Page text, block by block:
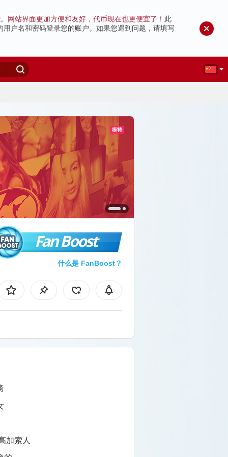
网站界面更加方便和友好，代币现在也更便宜了！ 此
用户名和密码登录您的账户。如果您遇到问题，请填写
Fan Boost
什么是 FanBoost？
加索人